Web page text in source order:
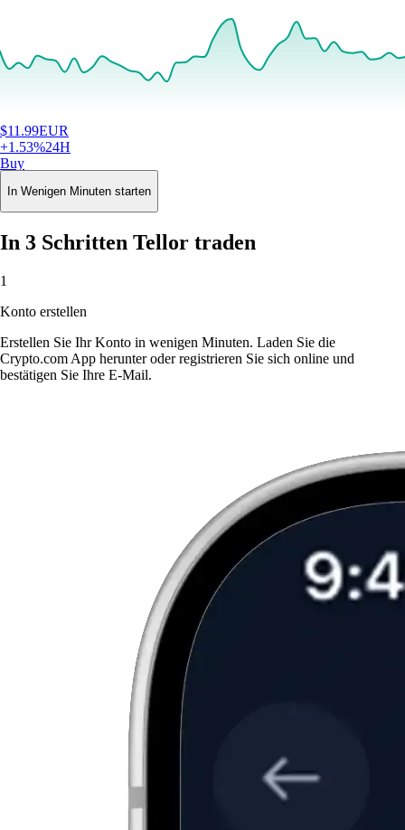
$11.99EUR
+1.53%24H
Buy
In Wenigen Minuten starten
In 3 Schritten Tellor traden
1
Konto erstellen
Erstellen Sie Ihr Konto in wenigen Minuten. Laden Sie die
Crypto.com App herunter oder registrieren Sie sich online und
bestätigen Sie Ihre E-Mail.